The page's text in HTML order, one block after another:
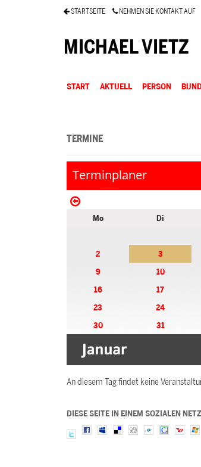
STARTSEITE NEHMEN SIE KONTAKT AUF
MICHAEL VIETZ
START AKTUELL PERSON
TERMINE
Terminplaner
Mo Di
2
3
9
10
16
17
23
24
30
31
An diesem Tag findet keine
DIESE SEITE IN EINEM SOZIALEN